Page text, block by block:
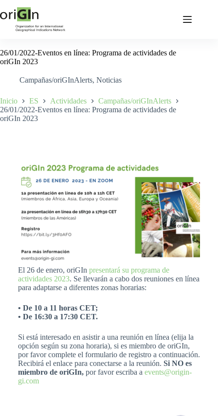
26/01/2022-Eventos en línea: Programa de actividades de
oriGIn 2023
Campañas/oriGInAlerts, Noticias
Inicio ES Actividades
Campañas/oriGInAlerts
26/01/2022-Eventos en línea: Programa de actividades de
oriGIn 2023
El 26 de enero, oriGIn presentará su programa de
actividades 2023. Se llevarán a cabo dos reuniones en línea
para adaptarse a diferentes zonas horarias:
• De 10 a 11 horas CET;
• De 16:30 a 17:30 CET.
Si está interesado en asistir a una reunión en línea (elija la
opción según su zona horaria), si es miembro de oriGIn,
por favor complete el formulario de registro a continuación.
Recibirá el enlace para conectarse a la reunión. Si NO es
miembro de oriGIn, por favor escriba a events@origin-
gi.com